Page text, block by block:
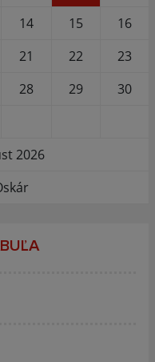
14 15
16
21 22
23
28 29
30
2026